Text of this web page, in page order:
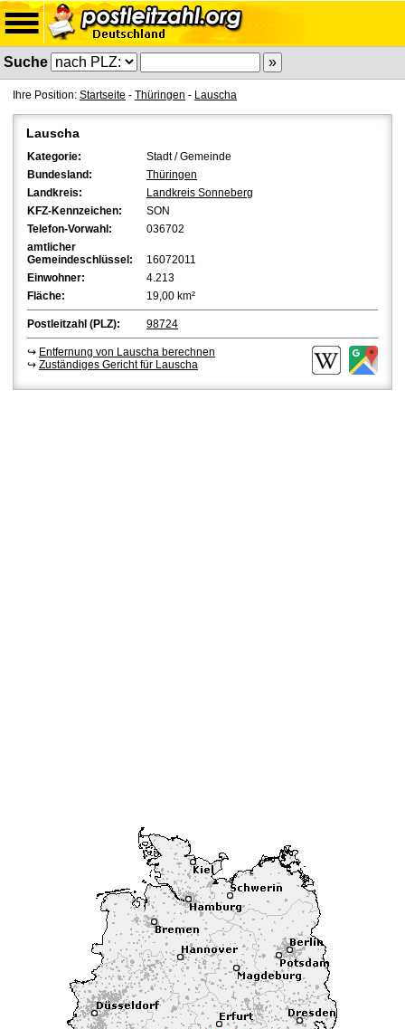
Suche
Ihre Position: Startseite - Thüringen - Lauscha
Lauscha
Kategorie:
Stadt / Gemeinde
Bundesland:
Thüringen
Landkreis:
Landkreis Sonneberg
KFZ-Kennzeichen:
SON
Telefon-Vorwahl:
036702
amtlicher
Gemeindeschlüssel:
16072011
Einwohner:
4.213
Fläche:
19,00 km²
Postleitzahl (PLZ): 98724
↪ Entfernung von Lauscha berechnen
↪ Zuständiges Gericht für Lauscha